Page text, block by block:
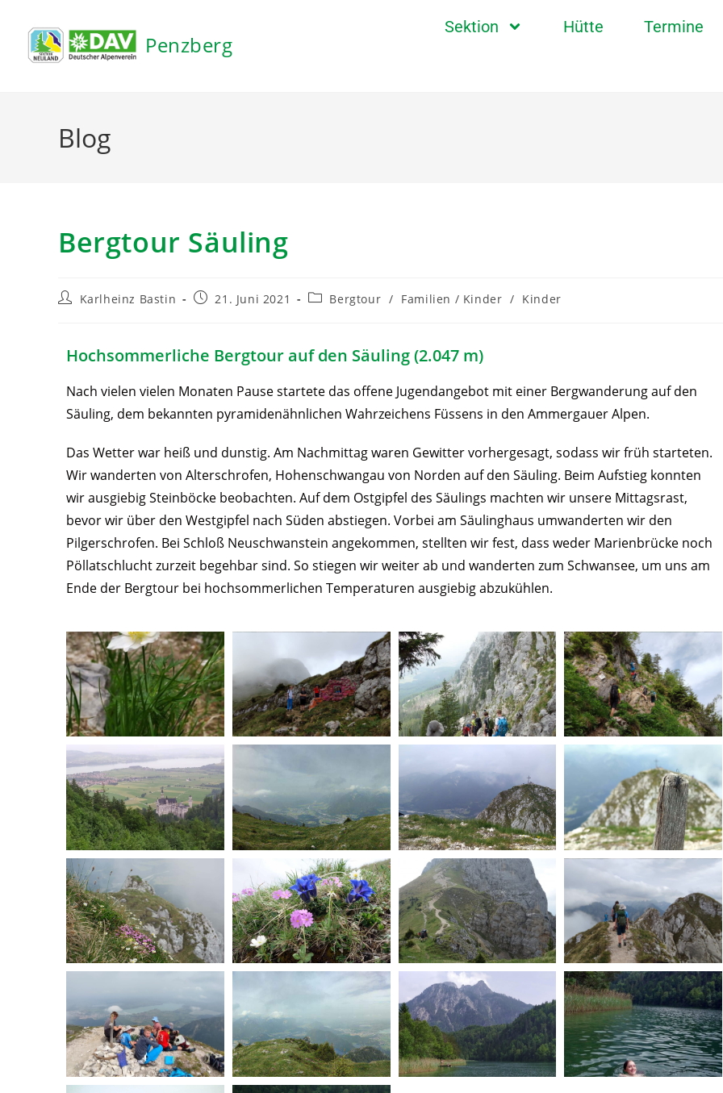
Penzberg
Sektion Hütte Termine
Blog
Bergtour Säuling
Karlheinz Bastin 21. Juni 2021 Bergtour / Familien / Kinder / Kinder
Hochsommerliche Bergtour auf den Säuling (2.047 m)
Nach vielen vielen Monaten Pause startete das offene Jugendangebot mit einer Bergwanderung auf den
Säuling, dem bekannten pyramidenähnlichen Wahrzeichens Füssens in den Ammergauer Alpen.
Das Wetter war heiß und dunstig. Am Nachmittag waren Gewitter vorhergesagt, sodass wir früh starteten.
Wir wanderten von Alterschrofen, Hohenschwangau von Norden auf den Säuling. Beim Aufstieg konnten
wir ausgiebig Steinböcke beobachten. Auf dem Ostgipfel des Säulings machten wir unsere Mittagsrast,
bevor wir über den Westgipfel nach Süden abstiegen. Vorbei am Säulinghaus umwanderten wir den
Pilgerschrofen. Bei Schloß Neuschwanstein angekommen, stellten wir fest, dass weder Marienbrücke noch
Pöllatschlucht zurzeit begehbar sind. So stiegen wir weiter ab und wanderten zum Schwansee, um uns am
Ende der Bergtour bei hochsommerlichen Temperaturen ausgiebig abzukühlen.